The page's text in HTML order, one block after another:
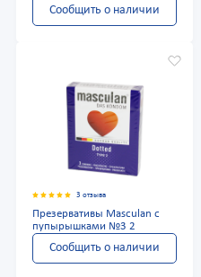
Сообщить о наличии
3 отзыва
Презервативы Masculan с
пупырышками №3 2
Сообщить о наличии